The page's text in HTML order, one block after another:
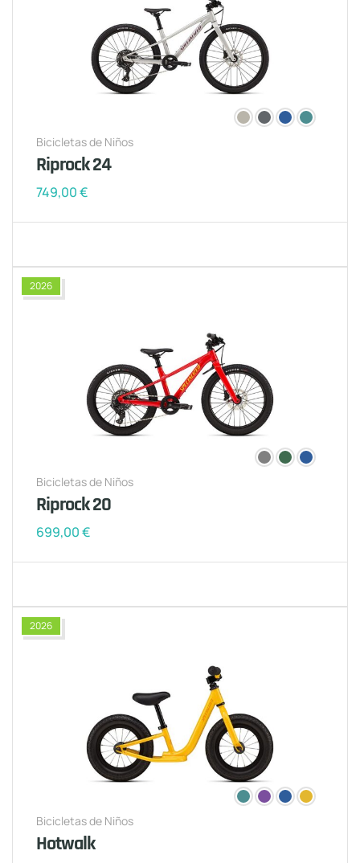
Bicicletas de Niños
Riprock 24
749,00€
2026
Bicicletas de Niños
Riprock 20
699,00€
2026
Bicicletas de Niños
Hotwalk